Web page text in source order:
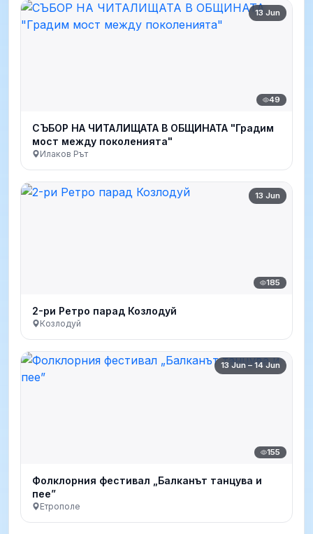
13 Jun
49
СЪБОР НА ЧИТАЛИЩАТА В ОБЩИНАТА "Градим
мост между поколенията"
Илаков Рът
13 Jun
185
2-ри Ретро парад Козлодуй
Козлодуй
13 Jun – 14 Jun
155
Фолклорния фестивал „Балканът танцува и
пее”
Етрополе